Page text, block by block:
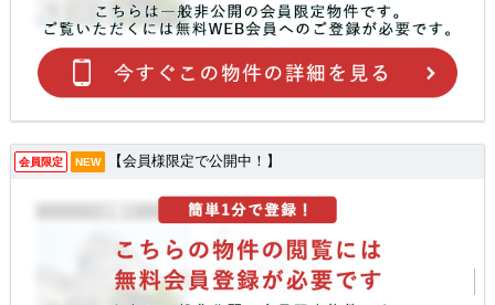
会員限定 NEW 【会員様限定で公開中！】